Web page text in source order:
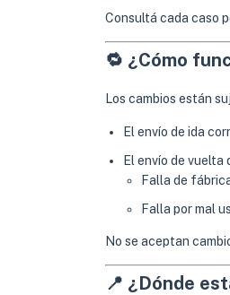
Consultá cada caso
🔁 ¿Cómo
Los cambios están
El envío de ida
El envío de
Falla de
Falla por mal
No se aceptan
📍 ¿Dónde